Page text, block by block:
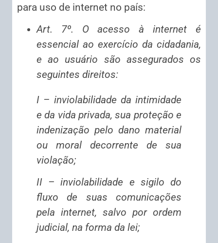
para uso de internet no país:
Art. 7º. O acesso à internet é
essencial ao exercício da cidadania,
e ao usuário são assegurados os
seguintes direitos:
I – inviolabilidade da intimidade
e da vida privada, sua proteção e
indenização pelo dano material
ou moral decorrente de sua
violação;
II – inviolabilidade e sigilo do
fluxo de suas comunicações
pela internet, salvo por ordem
judicial, na forma da lei;